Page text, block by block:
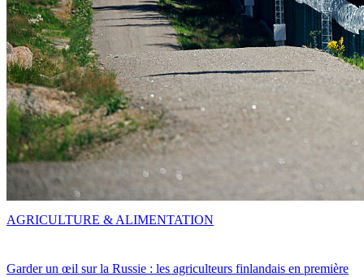
Garder un œil sur la Russie : les agriculteurs finlandais en première
AGRICULTURE & ALIMENTATION